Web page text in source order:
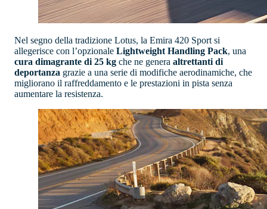
Nel segno della tradizione Lotus, la Emira 420 Sport si
allegerisce con l’opzionale Lightweight Handling Pack, una
cura dimagrante di 25 kg che ne genera altrettanti di
deportanza grazie a una serie di modifiche aerodinamiche, che
migliorano il raffreddamento e le prestazioni in pista senza
aumentare la resistenza.